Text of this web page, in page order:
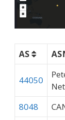
AS
44050
8048